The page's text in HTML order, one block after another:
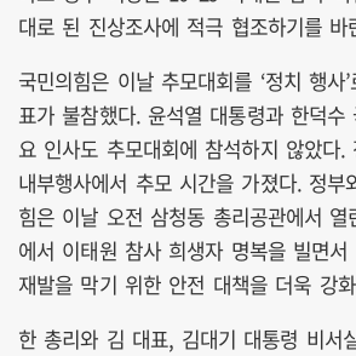
대로 된 진상조사에 적극 협조하기를 바
국민의힘은 이날 추모대회를 ‘정치 행사
표가 불참했다. 윤석열 대통령과 한덕
요 인사도 추모대회에 참석하지 않았다.
내부행사에서 추모 시간을 가졌다. 정부
힘은 이날 오전 삼청동 총리공관에서 열
에서 이태원 참사 희생자 명복을 빌면
재발을 막기 위한 안전 대책을 더욱 강
한 총리와 김 대표, 김대기 대통령 비서